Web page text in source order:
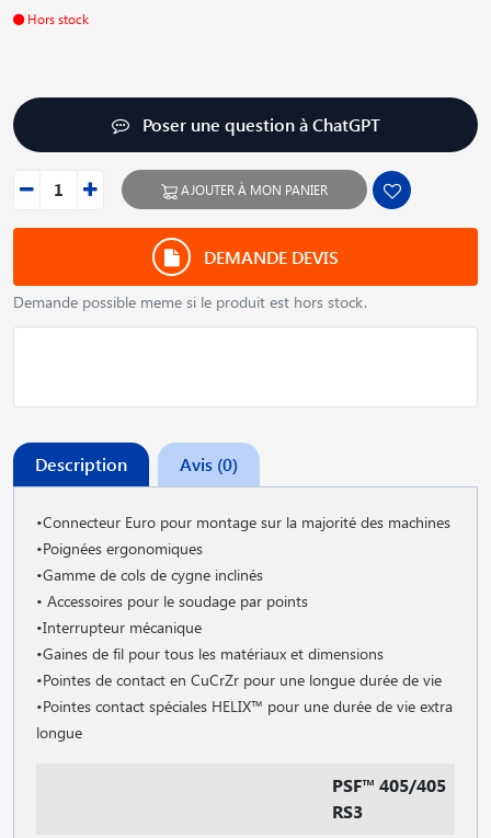
Hors stock
Poser une question à ChatGPT
AJOUTER À MON PANIER
DEMANDE DEVIS
Demande possible meme si le produit est hors stock.
Description Avis (0)
•Connecteur Euro pour montage sur la majorité des machines
•Poignées ergonomiques
•Gamme de cols de cygne inclinés
• Accessoires pour le soudage par points
•Interrupteur mécanique
•Gaines de fil pour tous les matériaux et dimensions
•Pointes de contact en CuCrZr pour une longue durée de vie
•Pointes contact spéciales HELIX™ pour une durée de vie extra
longue
PSF™ 405/405
RS3